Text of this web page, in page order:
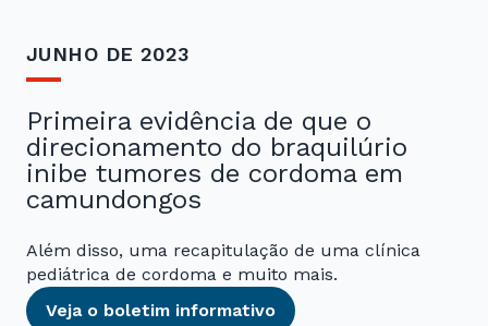
JUNHO DE 2023
Primeira evidência de que o
direcionamento do braquilúrio
inibe tumores de cordoma em
camundongos
Além disso, uma recapitulação de uma clínica
pediátrica de cordoma e muito mais.
Veja o boletim informativo